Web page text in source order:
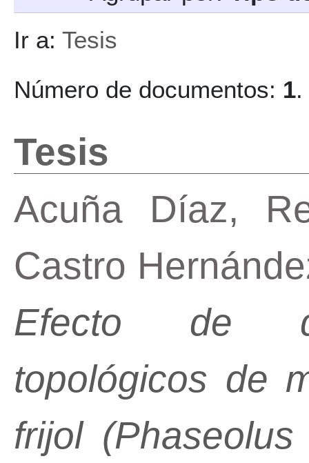
Ir a: Tesis
Número de documentos: 1.
Tesis
Acuña Díaz,
Castro
Efecto de
topológicos de
frijol